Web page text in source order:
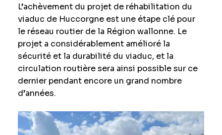
L’achèvement du projet de réhabilitation du
viaduc de Huccorgne est une étape clé pour
le réseau routier de la Région wallonne. Le
projet a considérablement amélioré la
sécurité et la durabilité du viaduc, et la
circulation routière sera ainsi possible sur ce
dernier pendant encore un grand nombre
d’années.